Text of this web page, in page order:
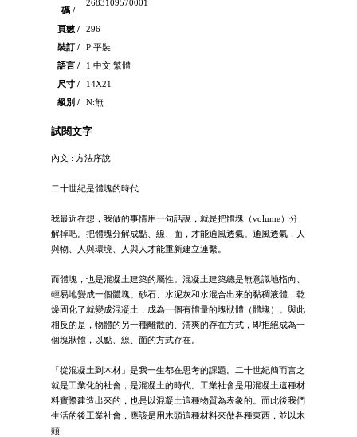
碼 /
2683109570001
頁數 /
296
裝訂 /
P:平裝
語言 /
1:中文 繁體
尺寸 /
14X21
級別 /
N:無
試閱文字
內文 : 方法序說
二十世紀是體塊的時代
我最近在想，我做的事情用一句話說，就是把體塊（volume）分
解掉吧。把體塊分解成點、線、面，才能通風透氣。通風透氣，人
與物、人與環境、人與人才能重新建立連繫。
而體塊，也是混凝土建築的屬性。混凝土建築總是無意識地指向、
輕易地變成一個體塊。砂石、水泥灰和水混合出來的黏稠液體，乾
燥固化了就變成混凝土，成為一個有體量的塊狀體（體塊）。與此
相反的是，物體的另一種離散的、清爽的存在方式，即拒絕成為一
個塊狀體，以點、線、面的方式存在。
「從混凝土到木材」是我一生都在思考的課題。二十世紀簡而言之
就是工業化的社會，是混凝土的時代。工業社會是用混凝土這種材
料實際建造出來的，也是以混凝土這種物質為表象的。而此後我們
生活的後工業社會，應該是用木頭這種材料來做各種東西，並以木
頭